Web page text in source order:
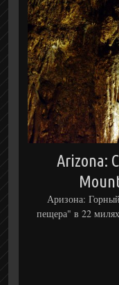
Arizona:
Аризона:
пещера" в 22